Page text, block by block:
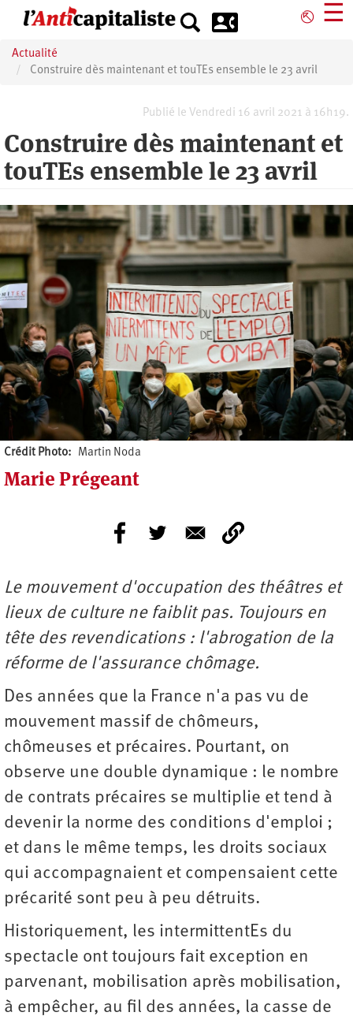
principal
⎋ ☰
Actualité
Construire dès maintenant et touTEs ensemble le 23 avril
Publié le Vendredi 16 avril 2021 à 16h19.
Construire dès maintenant et
touTEs ensemble le 23 avril
Crédit Photo Martin Noda
Marie Prégeant
Le mouvement d'occupation des théâtres et
lieux de culture ne faiblit pas. Toujours en
tête des revendications : l'abrogation de la
réforme de l'assurance chômage.
Des années que la France n'a pas vu de
mouvement massif de chômeurs,
chômeuses et précaires. Pourtant, on
observe une double dynamique : le nombre
de contrats précaires se multiplie et tend à
devenir la norme des conditions d'emploi ;
et dans le même temps, les droits sociaux
qui accompagnaient et compensaient cette
précarité sont peu à peu détruits.
Historiquement, les intermittentEs du
spectacle ont toujours fait exception en
parvenant, mobilisation après mobilisation,
à empêcher, au fil des années, la casse de